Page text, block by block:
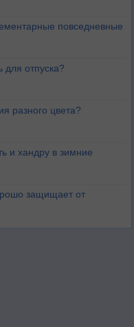
повседневные
отпуска?
разного цвета?
и хандру в зимние
защищает от